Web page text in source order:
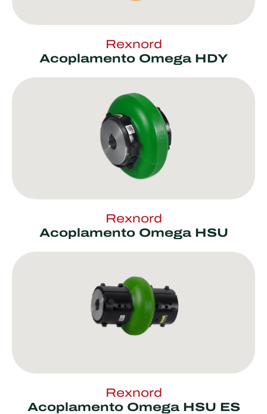
Rexnord
Acoplamento Omega HDY
Rexnord
Acoplamento Omega HSU
Rexnord
Acoplamento Omega HSU ES